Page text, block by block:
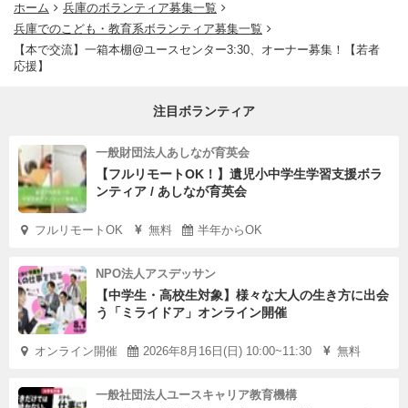
り、エピソード共有や運営改善のアイデア出しなど、一緒
に場をつくっていく時間です。
イベント会場利用
ロジェクター・スクリーン・スピーカー・キッチンなどの
3:30ならではのポイント
3:30は中高生がメインの場所だから、棚に並んだ本が若い
世代の目に触れる機会がたくさんあります。本棚はりんご
箱を若者たちと一緒に手作りしたもので、オーナーとして
関わること自体が、中高生の放課後を支える力になりま
す。
「ほんまにやりたいことって何なん？」
ホーム
兵庫のボランティア募集一覧
兵庫でのこども・教育系ボランティア募集一覧
【本で交流】一箱本棚@ユースセンター3:30、オーナー募集！【若者
応援】
注目ボランティア
一般財団法人あしなが育英会
【フルリモートOK！】遺児小中学生学習支援ボラ
ンティア / あしなが育英会
フルリモートOK 無料 半年からOK
NPO法人アスデッサン
【中学生・高校生対象】様々な大人の生き方に出会
う「ミライドア」オンライン開催
オンライン開催 2026年8月16日(日) 10:00~11:30 無料
一般社団法人ユースキャリア教育機構